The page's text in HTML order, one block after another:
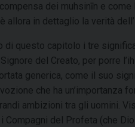
dei muhsinīn e
allora in dettaglio la verità
di questo capitolo i tre
del Creato, per porre
generica, come il suo
che ha un’importanza
ambizioni tra gli uomini.
Compagni del Profeta (che